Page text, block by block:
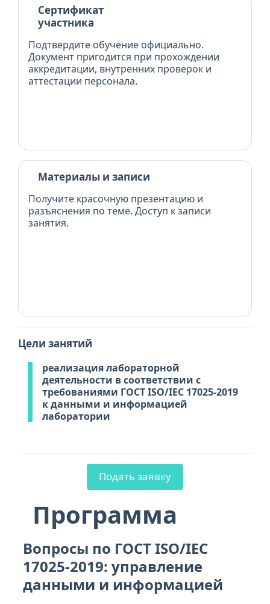
Сертификат
участника
Подтвердите обучение официально.
Документ пригодится при прохождении
аккредитации, внутренних проверок и
аттестации персонала.
Материалы и записи
Получите красочную презентацию и
разъяснения по теме. Доступ к записи
занятия.
Цели занятий
реализация лабораторной
деятельности в соответствии с
требованиями ГОСТ ISO/IEC 17025-2019
к данными и информацией
лаборатории
Подать заявку
Программа
Вопросы по ГОСТ ISO/IEC
17025-2019: управление
данными и информацией